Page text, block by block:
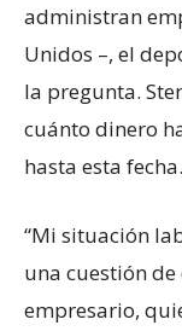
administran
Unidos –, el
la pregunta.
cuánto dinero
hasta esta fecha.
“Mi situación
una cuestión
empresario,